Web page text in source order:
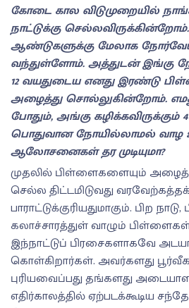
கோடை கால விடுமுறையில்
நாட்டுக்கு
ஆண்டுகளுக்கு மேலாக
வந்துள்ளோம். அத்துடன் இங்கு
12 வயதுடைய எனது இரண்டு
அழைத்து சொல்லுகின்றோம்.
போதும், அங்கு கழிக்கவிருக்கும்
பொதுவான நோயில்லாமல்
ஆலோசனைகள் தர முடியுமா?
முதலில் பிள்ளைகளையும்
செல்ல திட்டமிடுவது
பாராட்டுக்குரியதுமாகும். பிற
கலாச்சாரத்துள் வாழும்
இந்நாட்டுப் பிரசைகளாகவே
கொள்கிறார்கள். அவர்களது
புரியவைப்பது தங்களது
எதிர்காலத்தில் ஏற்படக்கூடிய